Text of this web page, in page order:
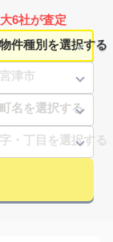
6社が査定